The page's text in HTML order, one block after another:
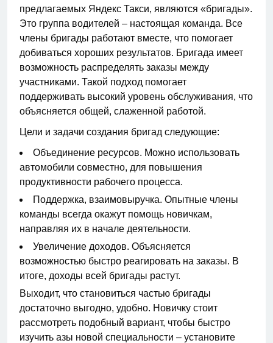
предлагаемых Яндекс Такси, являются «бригады».
Это группа водителей – настоящая команда. Все
члены бригады работают вместе, что помогает
добиваться хороших результатов. Бригада имеет
возможность распределять заказы между
участниками. Такой подход помогает
поддерживать высокий уровень обслуживания, что
объясняется общей, слаженной работой.
Цели и задачи создания бригад следующие:
Объединение ресурсов. Можно использовать
автомобили совместно, для повышения
продуктивности рабочего процесса.
Поддержка, взаимовыручка. Опытные члены
команды всегда окажут помощь новичкам,
направляя их в начале деятельности.
Увеличение доходов. Объясняется
возможностью быстро реагировать на заказы. В
итоге, доходы всей бригады растут.
Выходит, что становиться частью бригады
достаточно выгодно, удобно. Новичку стоит
рассмотреть подобный вариант, чтобы быстро
изучить азы новой специальности – установите